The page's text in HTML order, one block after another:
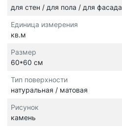
для стен / для пола / для фасада
Единица измерения
кв.м
Размер
60*60 см
Тип поверхности
натуральная / матовая
Рисунок
камень